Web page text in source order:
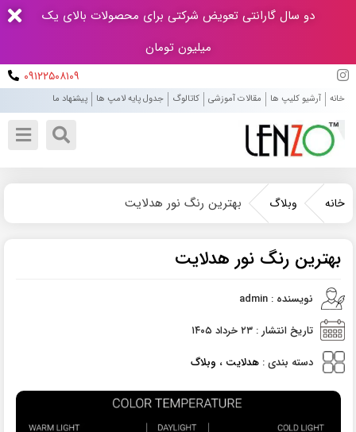
دو سال گارانتی تعویض شرکتی برای محصولات بالای یک
میلیون تومان
۰۹۱۲۲۵۰۸۱۰۹
خانه آرشیو کلیپ ها مقالات آموزشی کاتالوگ جدول پایه لامپ ها پیشنهاد ما
خانه وبلاگ بهترین رنگ نور هدلایت
بهترین رنگ نور هدلایت
نویسنده : admin
تاریخ انتشار : ۲۳ خرداد ۱۴۰۵
دسته بندی :هدلایت ، وبلاگ